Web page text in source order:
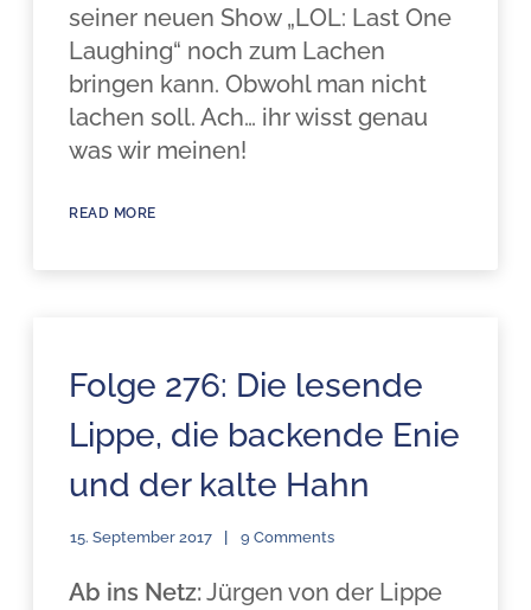
seiner neuen Show „LOL: Last One
Laughing“ noch zum Lachen
bringen kann. Obwohl man nicht
lachen soll. Ach… ihr wisst genau
was wir meinen!
READ MORE
Folge 276: Die lesende
Lippe, die backende Enie
und der kalte Hahn
15. September 2017 9 Comments
Ab ins Netz: Jürgen von der Lippe